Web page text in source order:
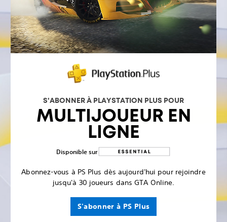
S'ABONNER À PLAYSTATION PLUS POUR
MULTIJOUEUR EN
LIGNE
Disponible sur
Abonnez-vous à PS Plus dès aujourd'hui pour rejoindre
jusqu'à 30 joueurs dans GTA Online.
S'abonner à PS Plus